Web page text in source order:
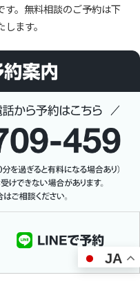
。 無料相談のご予約は下
ます。
JA